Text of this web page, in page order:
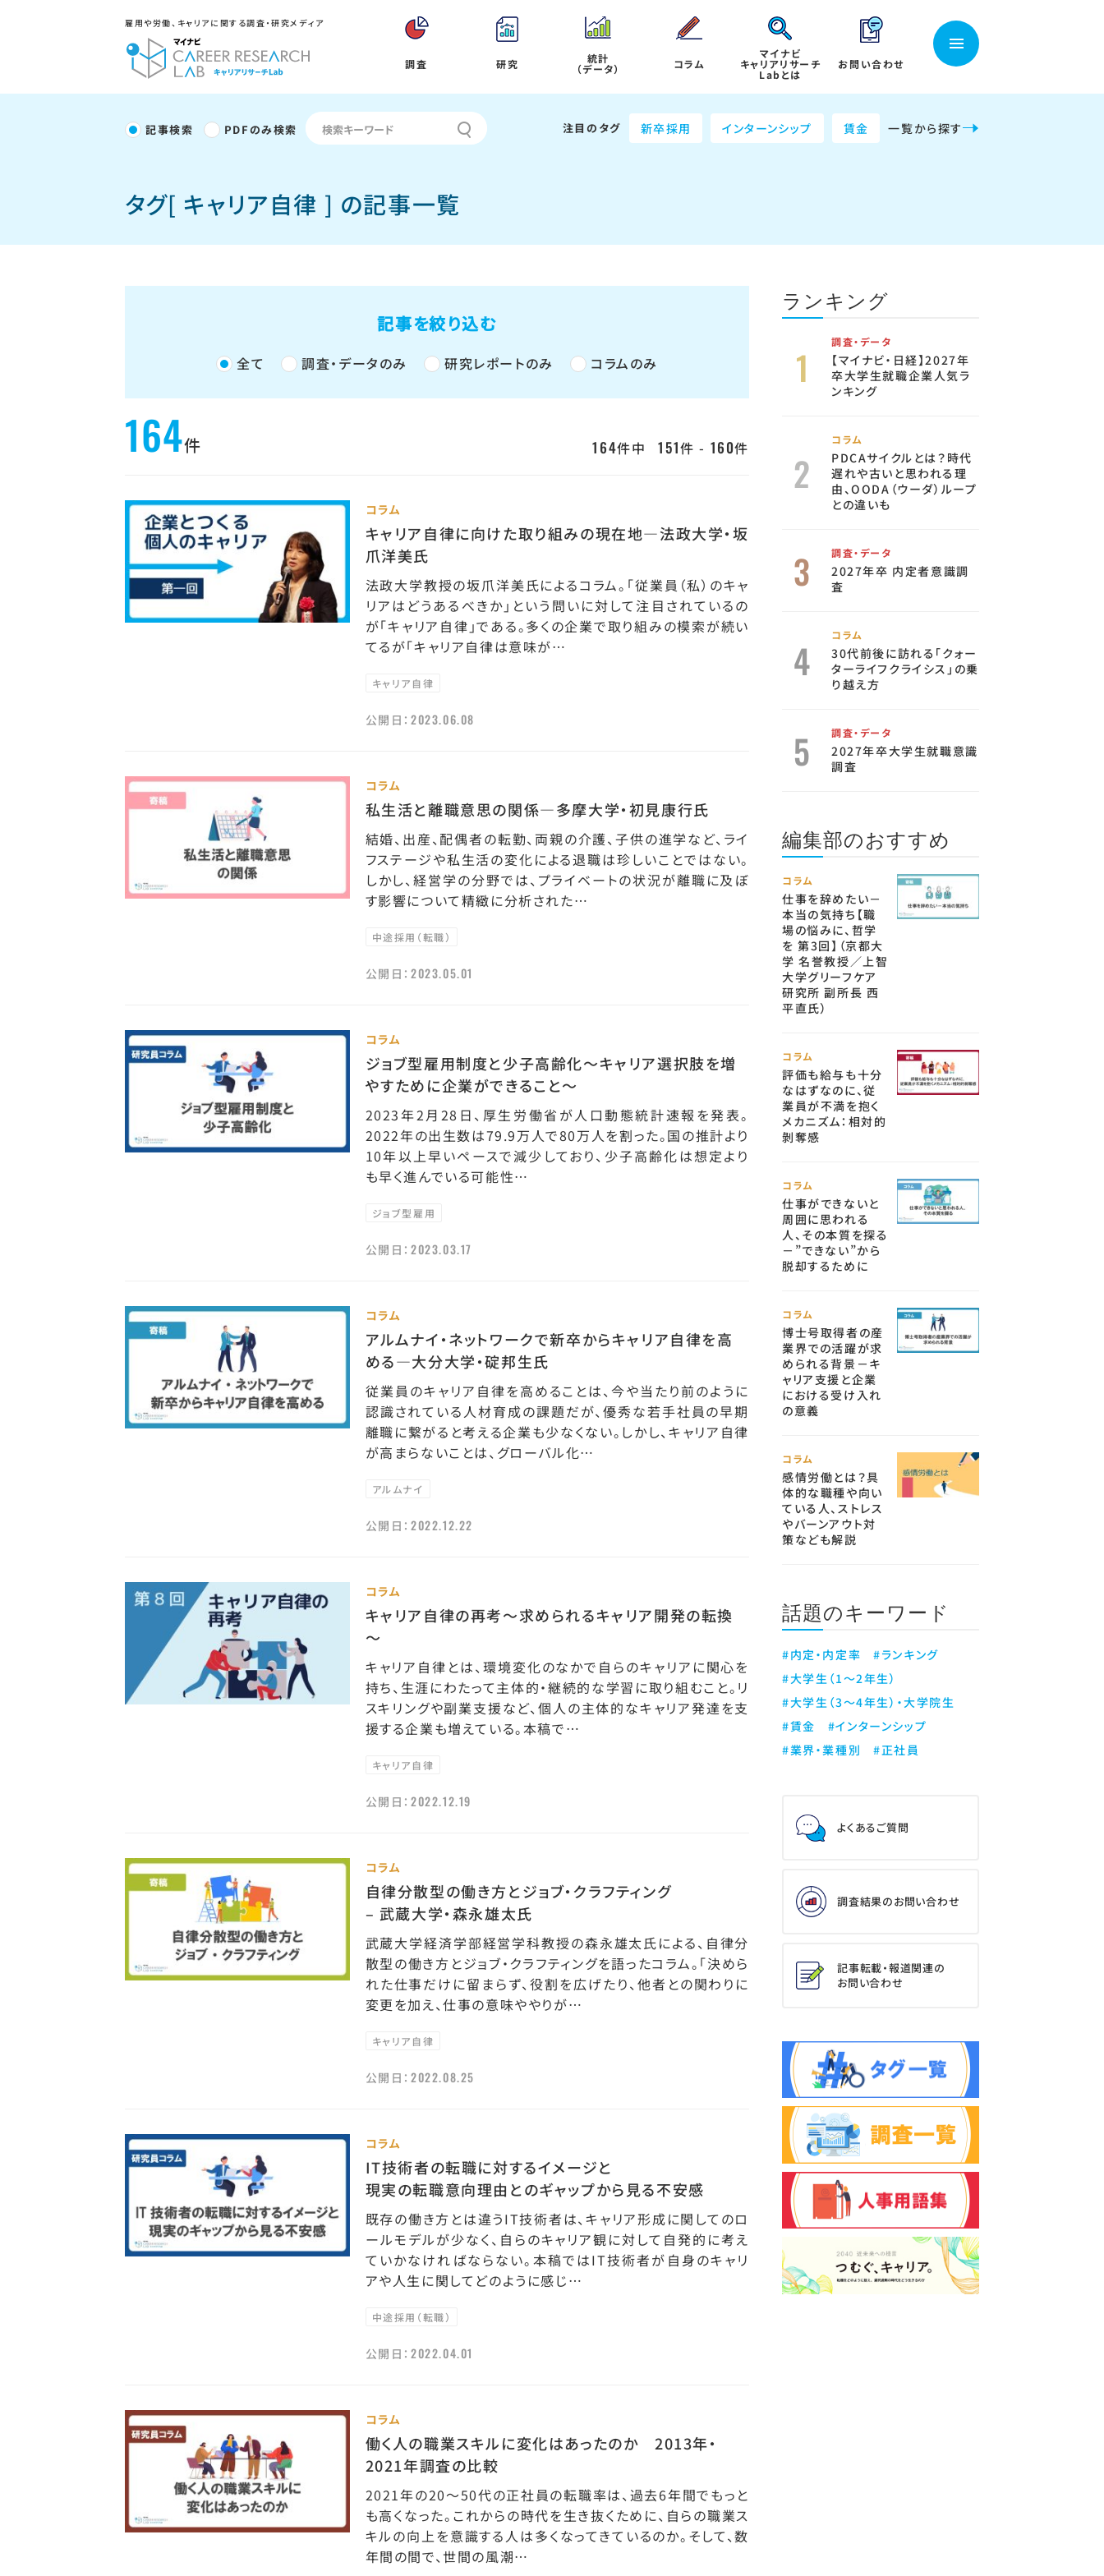
雇用や労働、キャリアに関する調査・研究メディア
調査 研究 統計
（データ） コラム
マイナビ
キャリアリサーチ
Labとは
お問い合わせ
記事検索 PDFのみ検索 注目のタグ 新卒採用 インターンシップ 賃金 一覧から探す
タグ[ キャリア自律 ] の記事一覧
記事を絞り込む
全て 調査・データのみ 研究レポートのみ コラムのみ
164件 164件中 151件 - 160件
コラム
キャリア自律に向けた取り組みの現在地—法政大学・坂
爪洋美氏
法政大学教授の坂爪洋美氏によるコラム。「従業員（私）のキャ
リアはどうあるべきか」という問いに対して注目されているの
が「キャリア自律」である。多くの企業で取り組みの模索が続い
てるが「キャリア自律は意味が…
キャリア自律
公開日：2023.06.08
コラム
私生活と離職意思の関係—多摩大学・初見康行氏
結婚、出産、配偶者の転勤、両親の介護、子供の進学など、ライ
フステージや私生活の変化による退職は珍しいことではない。
しかし、経営学の分野では、プライベートの状況が離職に及ぼ
す影響について精緻に分析された…
中途採用（転職）
公開日：2023.05.01
コラム
ジョブ型雇用制度と少子高齢化～キャリア選択肢を増
やすために企業ができること～
2023年2月28日、厚生労働省が人口動態統計速報を発表。
2022年の出生数は79.9万人で80万人を割った。国の推計より
10年以上早いペースで減少しており、少子高齢化は想定より
も早く進んでいる可能性…
ジョブ型雇用
公開日：2023.03.17
コラム
アルムナイ・ネットワークで新卒からキャリア自律を高
める—大分大学・碇邦生氏
従業員のキャリア自律を高めることは、今や当たり前のように
認識されている人材育成の課題だが、優秀な若手社員の早期
離職に繋がると考える企業も少なくない。しかし、キャリア自律
が高まらないことは、グローバル化…
アルムナイ
公開日：2022.12.22
コラム
キャリア自律の再考～求められるキャリア開発の転換
～
キャリア自律とは、環境変化のなかで自らのキャリアに関心を
持ち、生涯にわたって主体的・継続的な学習に取り組むこと。リ
スキリングや副業支援など、個人の主体的なキャリア発達を支
援する企業も増えている。本稿で…
キャリア自律
公開日：2022.12.19
コラム
自律分散型の働き方とジョブ・クラフティング
– 武蔵大学・森永雄太氏
武蔵大学経済学部経営学科教授の森永雄太氏による、自律分
散型の働き方とジョブ・クラフティングを語ったコラム。「決めら
れた仕事だけに留まらず、役割を広げたり、他者との関わりに
変更を加え、仕事の意味ややりが…
キャリア自律
公開日：2022.08.25
コラム
IT技術者の転職に対するイメージと
現実の転職意向理由とのギャップから見る不安感
既存の働き方とは違うIT技術者は、キャリア形成に関してのロ
ールモデルが少なく、自らのキャリア観に対して自発的に考え
ていかなければならない。本稿ではIT技術者が自身のキャリ
アや人生に関してどのように感じ…
中途採用（転職）
公開日：2022.04.01
コラム
働く人の職業スキルに変化はあったのか 2013年・
2021年調査の比較
2021年の20～50代の正社員の転職率は、過去6年間でもっと
も高くなった。これからの時代を生き抜くために、自らの職業ス
キルの向上を意識する人は多くなってきているのか。そして、数
年間の間で、世間の風潮…
ランキング
調査・データ
【マイナビ・日経】2027年
卒大学生就職企業人気ラ
ンキング
コラム
PDCAサイクルとは？時代
遅れや古いと思われる理
由、OODA（ウーダ）ループ
との違いも
調査・データ
2027年卒 内定者意識調
査
コラム
30代前後に訪れる「クォー
ターライフクライシス」の乗
り越え方
調査・データ
2027年卒大学生就職意識
調査
編集部のおすすめ
コラム
仕事を辞めたい－
本当の気持ち【職
場の悩みに、哲学
を 第3回】（京都大
学 名誉教授／上智
大学グリーフケア
研究所 副所長 西
平直氏）
コラム
評価も給与も十分
なはずなのに、従
業員が不満を抱く
メカニズム：相対的
剝奪感
コラム
仕事ができないと
周囲に思われる
人、その本質を探る
－”できない”から
脱却するために
コラム
博士号取得者の産
業界での活躍が求
められる背景－キ
ャリア支援と企業
における受け入れ
の意義
コラム
感情労働とは？具
体的な職種や向い
ている人、ストレス
やバーンアウト対
策なども解説
話題のキーワード
#内定・内定率
#ランキング
#大学生（1～2年生）
#大学生（3～4年生）・大学院生
#賃金
#インターンシップ
#業界・業種別
#正社員
よくあるご質問
調査結果のお問い合わせ
記事転載・報道関連の
お問い合わせ